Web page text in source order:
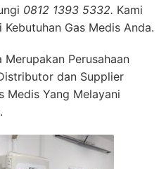
0812 1393 5332. Kami
Gas Medis Anda.
Perusahaan
dan Supplier
Medis Yang Melayani